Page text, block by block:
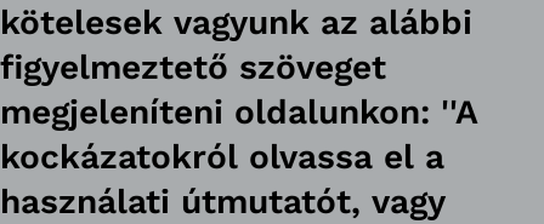
kötelesek vagyunk az alábbi
figyelmeztető szöveget
megjeleníteni oldalunkon: ''A
kockázatokról olvassa el a
használati útmutatót, vagy